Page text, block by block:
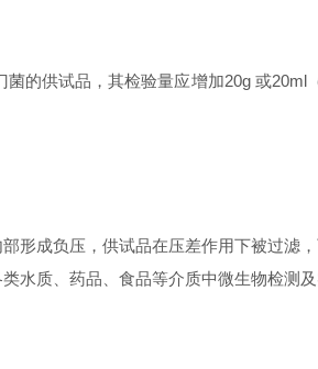
的供试品，其检验量应增加20g 或20ml
形成负压，供试品在压差作用下被过滤
水质、药品、食品等介质中微生物检测